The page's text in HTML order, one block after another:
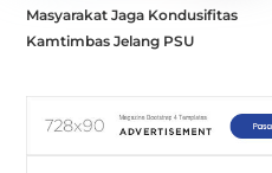
Masyarakat Jaga Kondusifitas
Kamtimbas Jelang PSU